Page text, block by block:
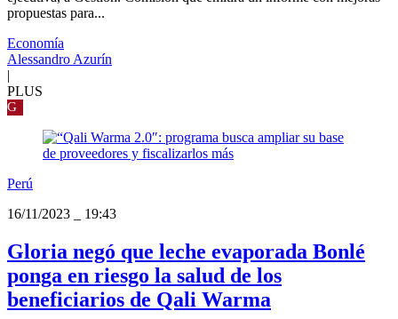
propuestas para...
Economía
Alessandro Azurín
|
PLUS
G
Perú
16/11/2023
19:43
Gloria negó que leche evaporada Bonlé
ponga en riesgo la salud de los
beneficiarios de Qali Warma